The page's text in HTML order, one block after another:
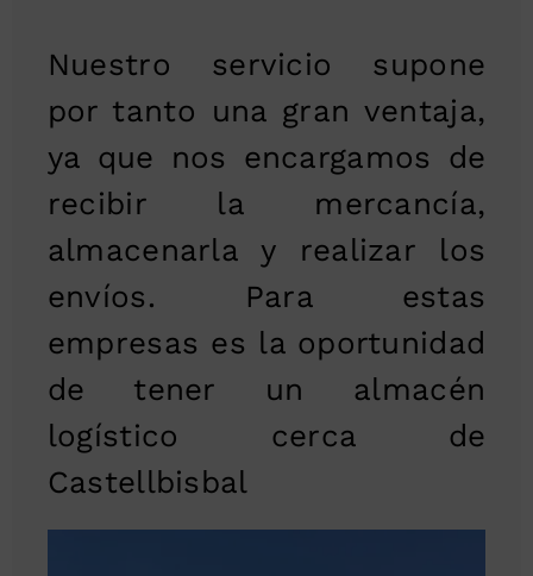
Nuestro servicio supone
por tanto una gran ventaja,
ya que nos encargamos de
recibir la mercancía,
almacenarla y realizar los
envíos. Para estas
empresas es la oportunidad
de tener un almacén
logístico cerca de
Castellbisbal